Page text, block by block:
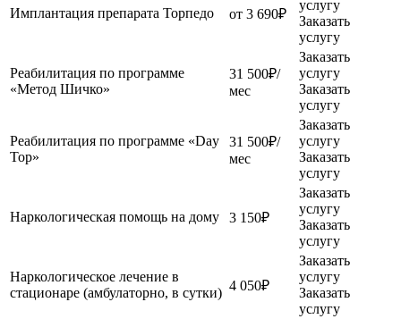
Имплантация препарата Торпедо от 3 690₽
услугу
Заказать
услугу
Реабилитация по программе
«Метод Шичко»
31 500₽/
мес
Заказать
услугу
Заказать
услугу
Реабилитация по программе «Day
Top»
31 500₽/
мес
Заказать
услугу
Заказать
услугу
Наркологическая помощь на дому 3 150₽
Заказать
услугу
Заказать
услугу
Наркологическое лечение в
стационаре (амбулаторно, в сутки) 4 050₽
Заказать
услугу
Заказать
услугу